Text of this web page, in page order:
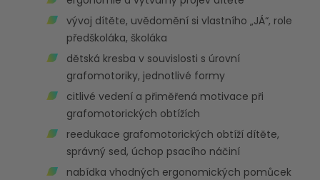
vývoj dítěte, uvědomění si vlastního „JÁ“, role
předškoláka, školáka
dětská kresba v souvislosti s úrovní
grafomotoriky, jednotlivé formy
citlivé vedení a přiměřená motivace při
grafomotorických obtížích
reedukace grafomotorických obtíží dítěte,
správný sed, úchop psacího náčiní
nabídka vhodných ergonomických pomůcek